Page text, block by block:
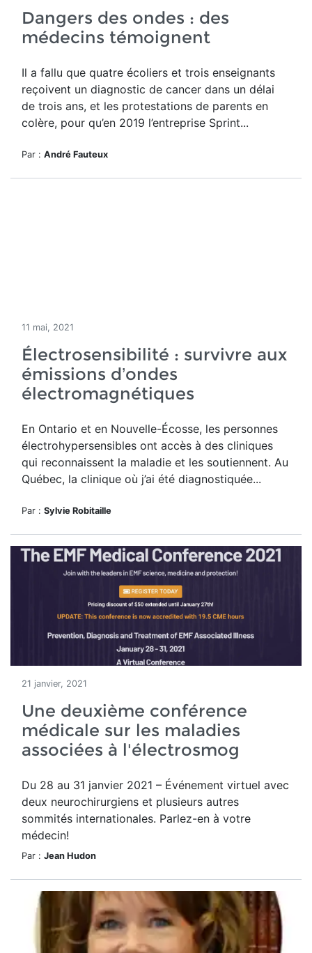
Dangers des ondes : des
médecins témoignent
Il a fallu que quatre écoliers et trois enseignants
reçoivent un diagnostic de cancer dans un délai
de trois ans, et les protestations de parents en
colère, pour qu’en 2019 l’entreprise Sprint...
Par : André Fauteux
11 mai, 2021
Électrosensibilité : survivre aux
émissions d’ondes
électromagnétiques
En Ontario et en Nouvelle-Écosse, les personnes
électrohypersensibles ont accès à des cliniques
qui reconnaissent la maladie et les soutiennent. Au
Québec, la clinique où j’ai été diagnostiquée...
Par : Sylvie Robitaille
21 janvier, 2021
Une deuxième conférence
médicale sur les maladies
associées à l'électrosmog
Du 28 au 31 janvier 2021 – Événement virtuel avec
deux neurochirurgiens et plusieurs autres
sommités internationales. Parlez-en à votre
médecin!
Par : Jean Hudon